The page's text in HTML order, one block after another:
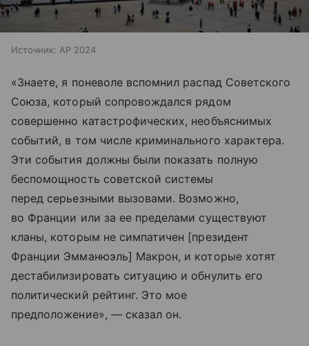
Источник: AP 2024
«Знаете, я поневоле вспомнил распад Советского
Союза, который сопровождался рядом
совершенно катастрофических, необъяснимых
событий, в том числе криминального характера.
Эти события должны были показать полную
беспомощность советской системы
перед серьезными вызовами. Возможно,
во Франции или за ее пределами существуют
кланы, которым не симпатичен [президент
Франции Эмманюэль] Макрон, и которые хотят
дестабилизировать ситуацию и обнулить его
политический рейтинг. Это мое
предположение», — сказал он.